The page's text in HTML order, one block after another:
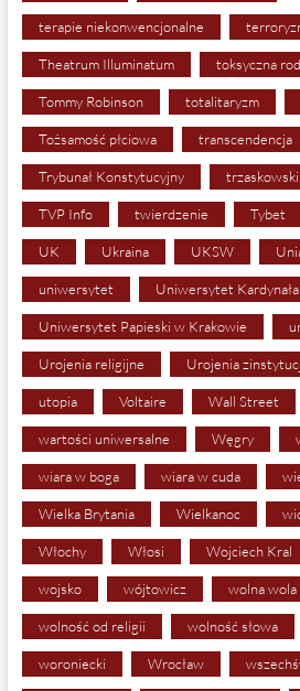
terapie niekonwencjonalne
Theatrum Illuminatum toksyczna
Tommy Robinson totalitaryzm
Tożsamość płciowa transcendencja
Trybunał Konstytucyjny trzaskowski
TVP Info twierdzenie Tybet
UK Ukraina UKSW
uniwersytet Uniwersytet
Uniwersytet Papieski w Krakowie
Urojenia religijne Urojenia
utopia Voltaire Wall Street
wartości uniwersalne Węgry
wiara w boga wiara w cuda
Wielka Brytania Wielkanoc
Włochy Włosi Wojciech Kral
wojsko wójtowicz wolna wola
wolność od religii wolność słowa
woroniecki Wrocław